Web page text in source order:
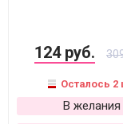
124 руб.
Осталось 2
В желания